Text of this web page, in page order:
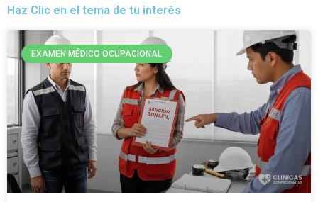
Haz Clic en el tema de tu interés
EXAMEN MÉDICO OCUPACIONAL